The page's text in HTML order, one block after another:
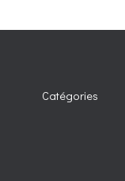
Catégories